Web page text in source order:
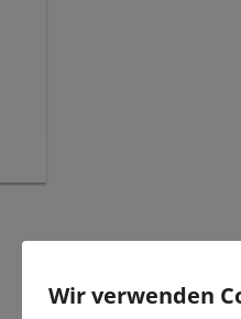
Wir verwenden